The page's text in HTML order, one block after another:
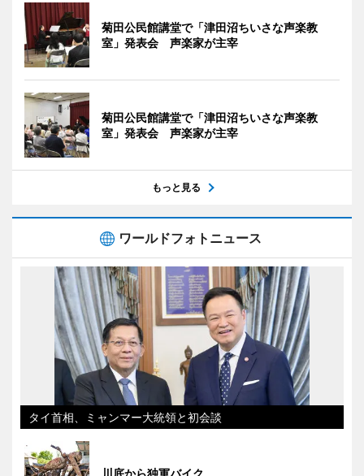
菊田公民館講堂で「津田沼ちいさな声楽教
室」発表会 声楽家が主宰
菊田公民館講堂で「津田沼ちいさな声楽教
室」発表会 声楽家が主宰
もっと見る
ワールドフォトニュース
タイ首相、ミャンマー大統領と初会談